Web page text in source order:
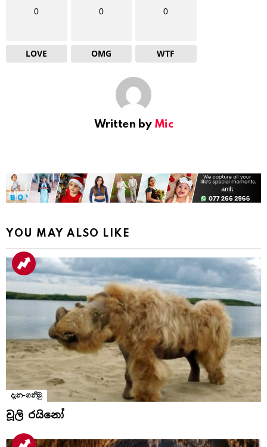
0
LOVE
0
OMG
0
WTF
Written by Mic
YOU MAY ALSO LIKE
දැන-ගනිමු
වූලි රයිනෝ